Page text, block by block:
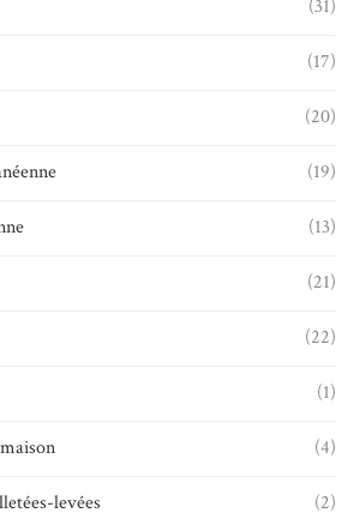
(31)
(17)
(20)
(19)
(13)
(21)
(22)
(1)
(4)
levées (2)